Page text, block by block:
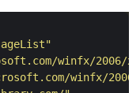
winfx/2006/
winfx/